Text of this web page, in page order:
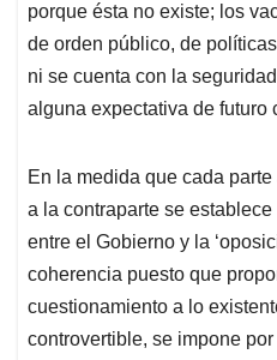
porque ésta no existe; los
de orden público, de
ni se cuenta con la
alguna expectativa de futuro
En la medida que cada
a la contraparte se
entre el Gobierno y la
coherencia puesto que
cuestionamiento a lo
controvertible, se impone